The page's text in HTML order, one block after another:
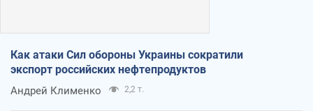
Как атаки Сил обороны Украины сократили
экспорт российских нефтепродуктов
Андрей Клименко 2,2 т.